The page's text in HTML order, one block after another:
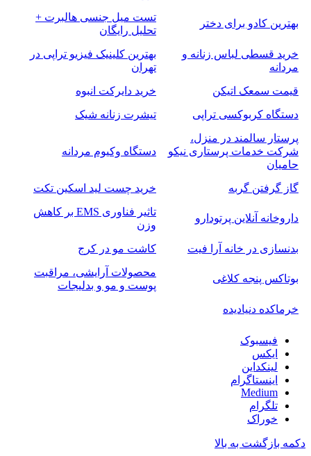
بهترین کادو برای دختر
تست میل جنسی هالبرت +
تحلیل رایگان
خرید قسطی لباس زنانه و
مردانه
بهترین کلینیک فیزیو تراپی در
تهران
قیمت سمعک اتیکن
خرید دایرکت انبوه
دستگاه کربوکسی تراپی
تیشرت زنانه شیک
پرستار سالمند در منزل،
شرکت خدمات پرستاری نیکو
حامیان
دستگاه وکیوم مردانه
گاز گرفتن گربه خرید چست لید اسکین تکت
داروخانه آنلاین پرتودارو
تاثیر فناوری EMS بر کاهش
وزن
بدنسازی در خانه آرا فیت
کاشت مو در کرج
بوتاکس پنجه کلاغی
محصولات آرایشی، مراقبت
پوست و مو و بدلیجات
خرماکده دنیادیده
فیسبوک
ایکس
لینکداین
اینستاگرام
Medium
تلگرام
خوراک
دکمه بازگشت به بالا